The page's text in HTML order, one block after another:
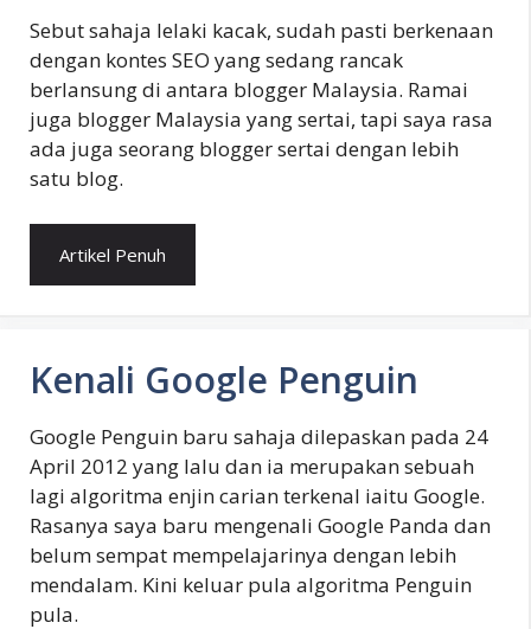
Sebut sahaja lelaki kacak, sudah pasti berkenaan
dengan kontes SEO yang sedang rancak
berlansung di antara blogger Malaysia. Ramai
juga blogger Malaysia yang sertai, tapi saya rasa
ada juga seorang blogger sertai dengan lebih
satu blog.
Artikel Penuh
Kenali Google Penguin
Google Penguin baru sahaja dilepaskan pada 24
April 2012 yang lalu dan ia merupakan sebuah
lagi algoritma enjin carian terkenal iaitu Google.
Rasanya saya baru mengenali Google Panda dan
belum sempat mempelajarinya dengan lebih
mendalam. Kini keluar pula algoritma Penguin
pula.